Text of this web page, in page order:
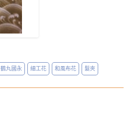
鶴丸國永 細工花 和風布花 髮夾